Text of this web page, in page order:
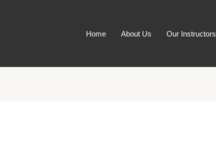
Home About Us Our Instructors